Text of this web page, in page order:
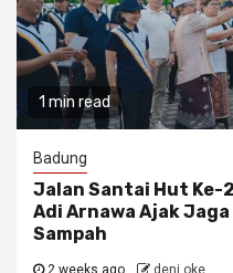
1 min read
Badung
Jalan Santai Hut Ke-
Adi Arnawa Ajak
Sampah
2 weeks ago deni oke